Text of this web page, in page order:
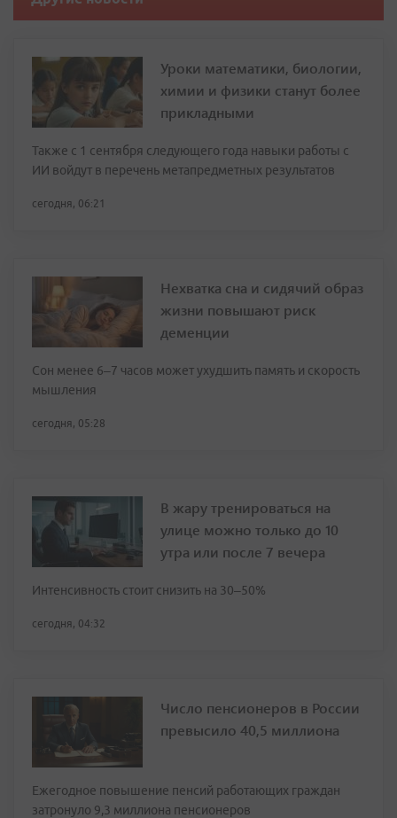
Уроки математики, биологии,
химии и физики станут более
прикладными
Также с 1 сентября следующего года навыки работы с
ИИ войдут в перечень метапредметных результатов
сегодня, 06:21
Нехватка сна и сидячий образ
жизни повышают риск
деменции
Сон менее 6–7 часов может ухудшить память и скорость
мышления
сегодня, 05:28
В жару тренироваться на
улице можно только до 10
утра или после 7 вечера
Интенсивность стоит снизить на 30–50%
сегодня, 04:32
Число пенсионеров в России
превысило 40,5 миллиона
Ежегодное повышение пенсий работающих граждан
затронуло 9,3 миллиона пенсионеров